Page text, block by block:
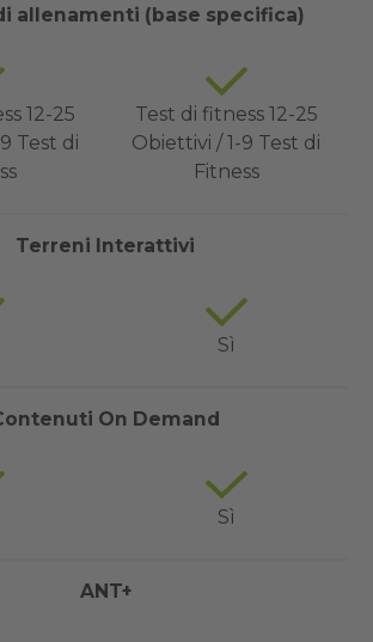
allenamenti (base specifica)
12-25
Test di
Test di fitness 12-25
Obiettivi / 1-9 Test di
Fitness
Terreni Interattivi
Sì
On Demand
Sì
ANT+